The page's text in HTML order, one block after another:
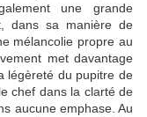
une grande
dans sa manière de
mélancolie propre au
met davantage
légèreté du pupitre de
chef dans la clarté de
aucune emphase. Au